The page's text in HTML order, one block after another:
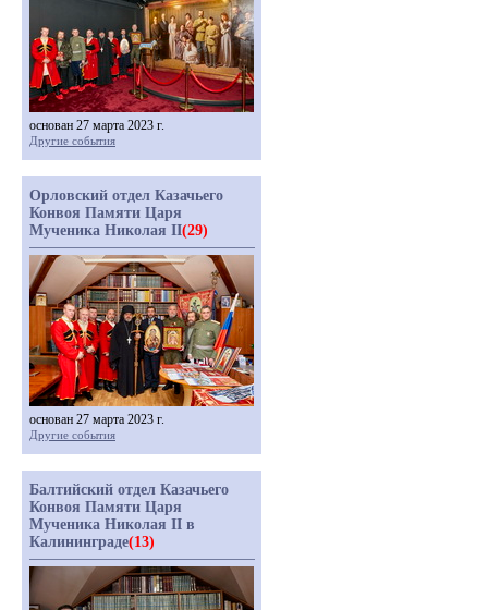
основан 27 марта 2023 г.
Другие события
Орловский отдел Казачьего
Конвоя Памяти Царя
Мученика Николая II(29)
основан 27 марта 2023 г.
Другие события
Балтийский отдел Казачьего
Конвоя Памяти Царя
Мученика Николая II в
Калининграде(13)